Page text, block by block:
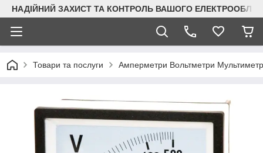
НАДІЙНИЙ ЗАХИСТ ТА КОНТРОЛЬ ВАШОГО
Товари та послуги Амперметри Вольтметри